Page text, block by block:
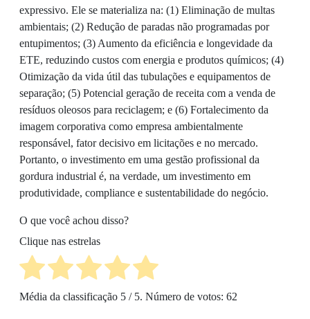
expressivo. Ele se materializa na: (1) Eliminação de multas
ambientais; (2) Redução de paradas não programadas por
entupimentos; (3) Aumento da eficiência e longevidade da
ETE, reduzindo custos com energia e produtos químicos; (4)
Otimização da vida útil das tubulações e equipamentos de
separação; (5) Potencial geração de receita com a venda de
resíduos oleosos para reciclagem; e (6) Fortalecimento da
imagem corporativa como empresa ambientalmente
responsável, fator decisivo em licitações e no mercado.
Portanto, o investimento em uma gestão profissional da
gordura industrial é, na verdade, um investimento em
produtividade, compliance e sustentabilidade do negócio.
O que você achou disso?
Clique nas estrelas
Média da classificação 5 / 5. Número de votos: 62